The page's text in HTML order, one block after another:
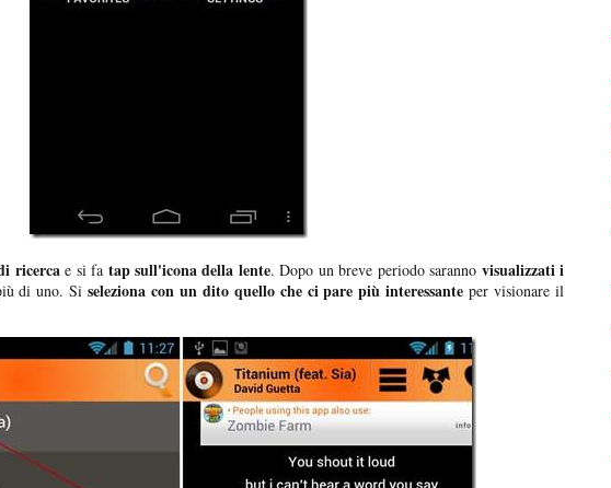
ricercae si fa tap sull'icona della lente. Dopo un breve periodo saranno visualizzati i
più di uno. Siseleziona con un dito quello che ci pare più interessante per visionare il